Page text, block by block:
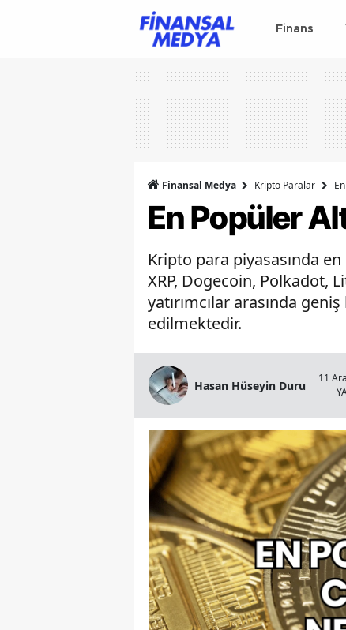
Finans
Finansal Medya Kripto Paralar
En Popüler
Kripto para piyasasında
XRP, Dogecoin, Polkadot,
yatırımcılar arasında
edilmektedir.
Hasan Hüseyin Duru
11